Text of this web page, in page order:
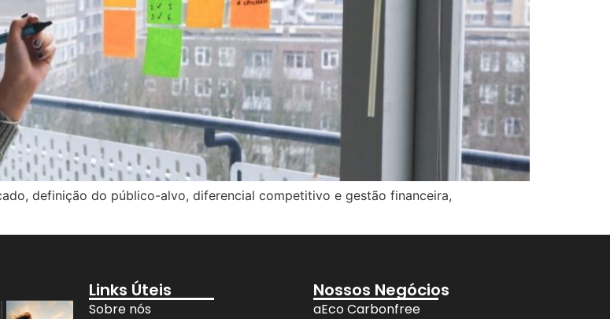
definição do público-alvo, diferencial competitivo e gestão financeira,
Links Úteis
Sobre nós
Nossos Negócios
aEco Carbonfree